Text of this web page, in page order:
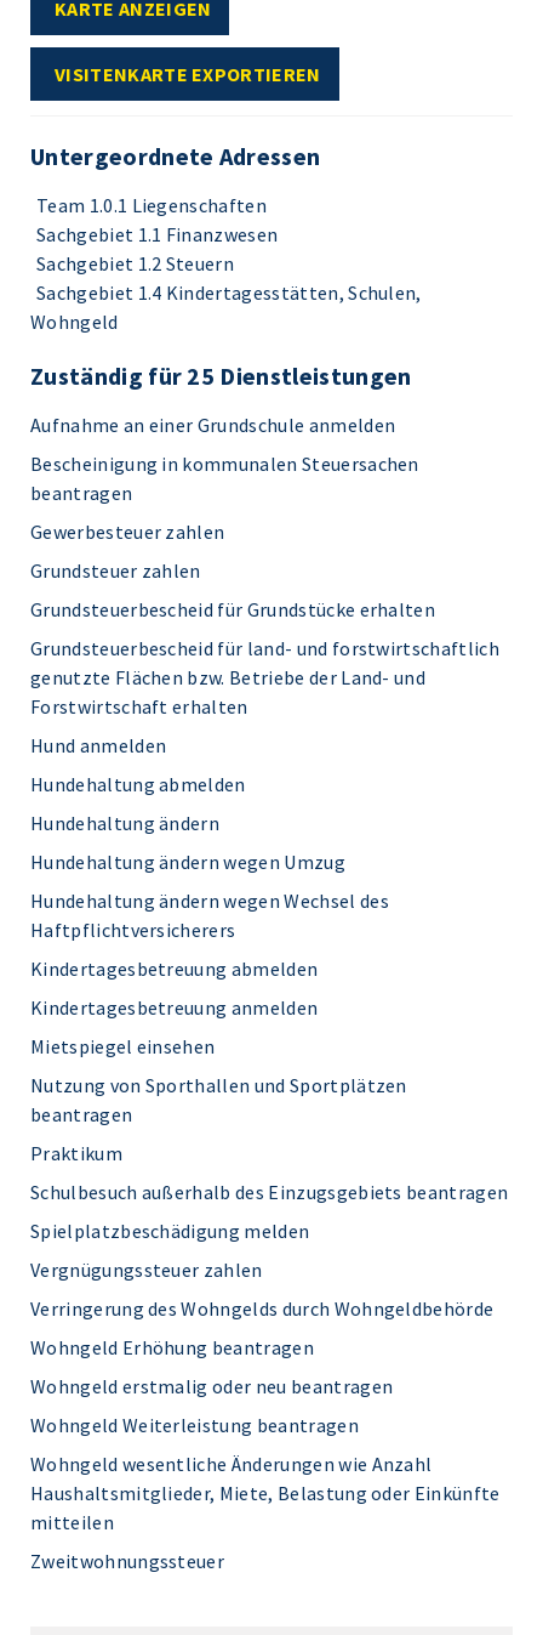
KARTE ANZEIGEN
VISITENKARTE EXPORTIEREN
Untergeordnete Adressen
Team 1.0.1 Liegenschaften
Sachgebiet 1.1 Finanzwesen
Sachgebiet 1.2 Steuern
Sachgebiet 1.4 Kindertagesstätten, Schulen,
Wohngeld
Zuständig für 25 Dienstleistungen
Aufnahme an einer Grundschule anmelden
Bescheinigung in kommunalen Steuersachen
beantragen
Gewerbesteuer zahlen
Grundsteuer zahlen
Grundsteuerbescheid für Grundstücke erhalten
Grundsteuerbescheid für land- und forstwirtschaftlich
genutzte Flächen bzw. Betriebe der Land- und
Forstwirtschaft erhalten
Hund anmelden
Hundehaltung abmelden
Hundehaltung ändern
Hundehaltung ändern wegen Umzug
Hundehaltung ändern wegen Wechsel des
Haftpflichtversicherers
Kindertagesbetreuung abmelden
Kindertagesbetreuung anmelden
Mietspiegel einsehen
Nutzung von Sporthallen und Sportplätzen
beantragen
Praktikum
Schulbesuch außerhalb des Einzugsgebiets beantragen
Spielplatzbeschädigung melden
Vergnügungssteuer zahlen
Verringerung des Wohngelds durch Wohngeldbehörde
Wohngeld Erhöhung beantragen
Wohngeld erstmalig oder neu beantragen
Wohngeld Weiterleistung beantragen
Wohngeld wesentliche Änderungen wie Anzahl
Haushaltsmitglieder, Miete, Belastung oder Einkünfte
mitteilen
Zweitwohnungssteuer